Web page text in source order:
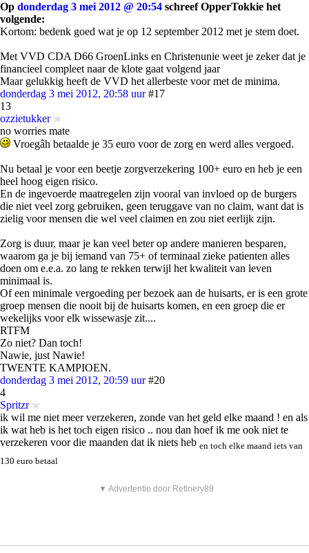
Op donderdag 3 mei 2012 @ 20:54 schreef OpperTokkie het
volgende:
Kortom: bedenk goed wat je op 12 september 2012 met je stem doet.
Met VVD CDA D66 GroenLinks en Christenunie weet je zeker dat je
financieel compleet naar de klote gaat volgend jaar
Maar gelukkig heeft de VVD het allerbeste voor met de minima.
donderdag 3 mei 2012, 20:58 uur #17
13
ozzietukker
no worries mate
Vroegâh betaalde je 35 euro voor de zorg en werd alles vergoed.
Nu betaal je voor een beetje zorgverzekering 100+ euro en heb je een
heel hoog eigen risico.
En de ingevoerde maatregelen zijn vooral van invloed op de burgers
die niet veel zorg gebruiken, geen teruggave van no claim, want dat is
zielig voor mensen die wel veel claimen en zou niet eerlijk zijn.
Zorg is duur, maar je kan veel beter op andere manieren besparen,
waarom ga je bij iemand van 75+ of terminaal zieke patienten alles
doen om e.e.a. zo lang te rekken terwijl het kwaliteit van leven
minimaal is.
Of een minimale vergoeding per bezoek aan de huisarts, er is een grote
groep mensen die nooit bij de huisarts komen, en een groep die er
wekelijks voor elk wissewasje zit....
RTFM
Zo niet? Dan toch!
Nawie, just Nawie!
TWENTE KAMPIOEN.
donderdag 3 mei 2012, 20:59 uur #20
4
Spritzr
ik wil me niet meer verzekeren, zonde van het geld elke maand ! en als
ik wat heb is het toch eigen risico .. nou dan hoef ik me ook niet te
verzekeren voor die maanden dat ik niets heb en toch elke maand iets van
130 euro betaal
▼ Advertentie door Refinery89